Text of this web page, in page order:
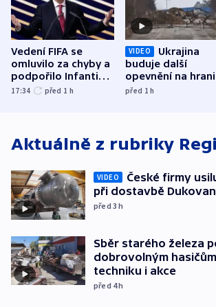
Vedení FIFA se
omluvilo za chyby a
podpořilo Infantina.
UEFA trvá na
17:34 před 1 h
VIDEO
Ukrajina
buduje další
opevnění na
s Běloruskem
před 1h
Aktuálně z rubriky
VIDEO
České firmy
při dostavbě Dukovan
před 3h
Sběr starého železa
dobrovolným
techniku i akce
před 4h